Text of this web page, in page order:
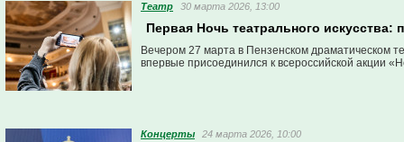
Театр 30 марта 2026, 13:00
Первая Ночь театрального
Вечером 27 марта в Пензенском драматическом
впервые присоединился к всероссийской акции
Концерты 24 марта 2026, 10:00